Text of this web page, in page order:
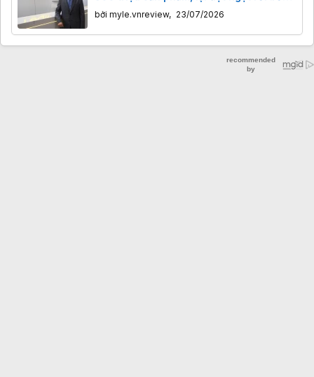
thị trường Trung Quốc?
bởi myle.vnreview, 23/07/2026